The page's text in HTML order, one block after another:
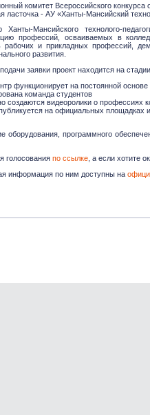
комитет Всероссийского
ласточка - АУ «Ханты-Мансийский
Ханты-Мансийского технолого-
профессий, осваиваемых в
рабочих и прикладных профессий,
развития.
заявки проект находится на
функционирует на постоянной основе
команда студентов
создаются видеоролики о профессиях
на официальных площадках
оборудования, программного
голосования по ссылке , а если хотите
информация по ним доступны на